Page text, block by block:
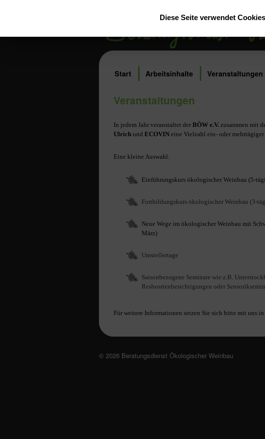
Start Arbeitsinhalte Veranstaltungen
Veranstaltungen
In jedem Jahr veranstaltet der BÖW e.V. zusammen mit
Ulrich und ECOVIN eine Vielzahl ein- oder mehrtägiger
Eine kleine Auswahl:
Einführungskurs ökologischer Weinbau (5-
Fortbildungskurs ökologischer Weinbau (3-
Neue Wege im ökologischer Weinbau mit
März)
Umstellertage
Saisonbezogene Seminare wie z.B. Unt
Resbosrtenbesichtigungen oder
Für weitere Informationen setzen Sie sich bitte mit uns in
© 2026 Beratungsdienst Ökologischer Weinbau
Diese Seite verwendet